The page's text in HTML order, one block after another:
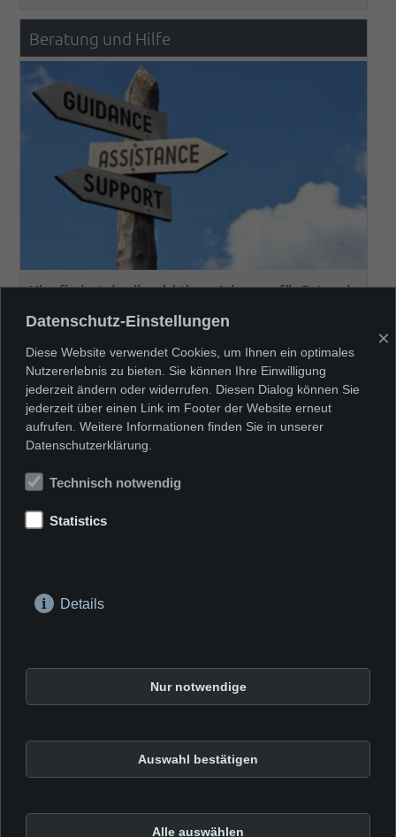
Beratung und Hilfe
Hier findest du alle wichtigen Adressen für Rat und
Hilfe zum Nulltarif
Alte Mainzer Gasse 37
60311 Frankfurt Main
Impressum der BE.U!
Datenschutzerklärung
Barrierefreiheit
Datenschutz-Einstellungen
×
Diese Website verwendet Cookies, um Ihnen ein optimales
Nutzererlebnis zu bieten. Sie können Ihre Einwilligung
jederzeit ändern oder widerrufen. Diesen Dialog können Sie
jederzeit über einen Link im Footer der Website erneut
aufrufen. Weitere Informationen finden Sie in unserer
Datenschutzerklärung.
Technisch notwendig
Statistics
Details
Nur notwendige
Auswahl bestätigen
Alle auswählen